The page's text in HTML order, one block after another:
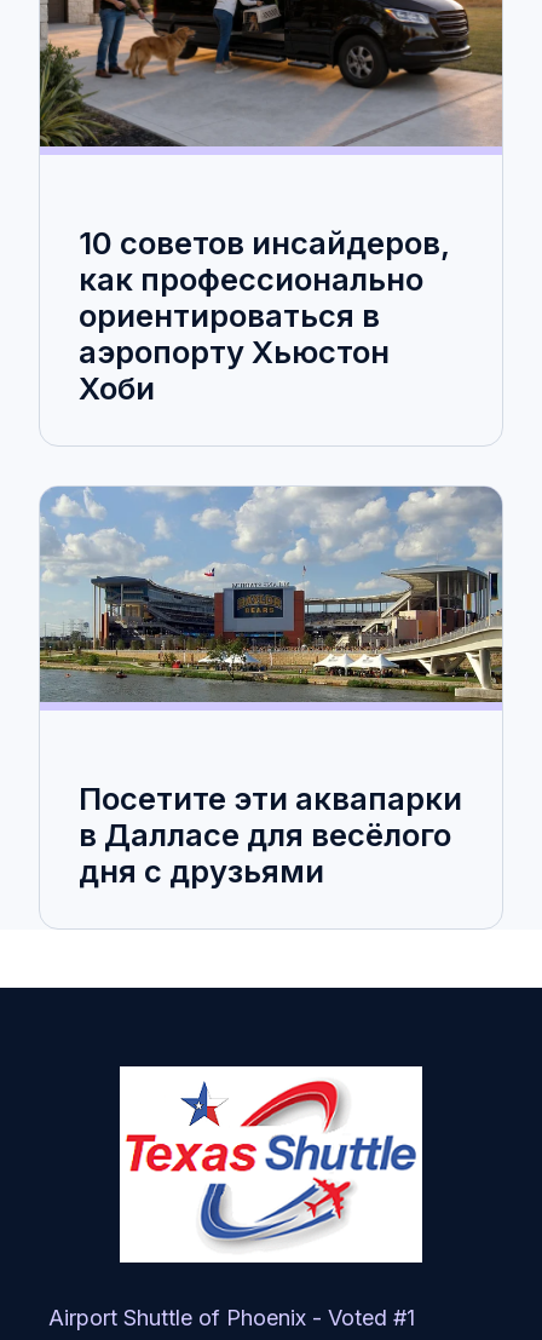
10 советов инсайдеров,
как профессионально
ориентироваться в
аэропорту Хьюстон
Хоби
Посетите эти аквапарки
в Далласе для весёлого
дня с друзьями
Airport Shuttle of Phoenix - Voted #1